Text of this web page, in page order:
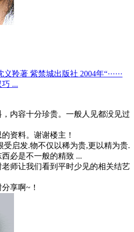
羚著 紫禁城出版社 2004年“······
...
，内容十分珍贵。一般人见都没见过
的资料。谢谢楼主！
受启发.物不仅以稀为贵,更以精为贵.
必是不一般的精致 ...
老师让我们看到平时少见的相关结艺
享啊~！